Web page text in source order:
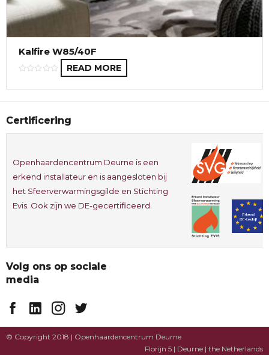
Kalfire W85/40F
READ MORE
Certificering
Openhaardencentrum Deurne is een
erkend installateur en is aangesloten bij
het Sfeerverwarmingsgilde en Stichting
Evis. Ook zijn we DE-gecertificeerd.
Volg ons op sociale
media
© Copyright 2018 | Openhaardencentrum Deurne
Florijn 5 | Deurne | the Netherlands